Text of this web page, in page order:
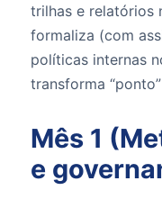
trilhas e relatórios
formaliza (com
políticas internas
transforma
Mês 1
e